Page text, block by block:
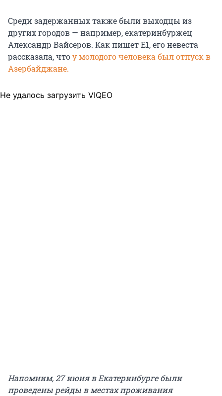
Среди задержанных также были выходцы из
других городов — например, екатеринбуржец
Александр Вайсеров. Как пишет E1, его невеста
рассказала, чтоу молодого человека был отпуск в
Азербайджане.
Не удалось загрузить VIQEO
Напомним, 27 июня в Екатеринбурге были
проведены рейды в местах проживания